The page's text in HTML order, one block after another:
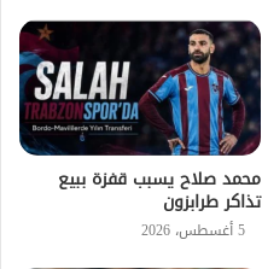
محمد صلاح يسبب قفزة ببيع
تذاكر طرابزون
5 أغسطس، 2026